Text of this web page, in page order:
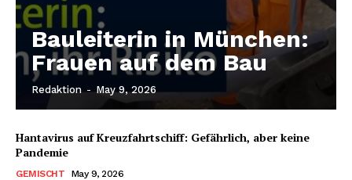
Bauleiterin in München:
Frauen auf dem Bau
Redaktion - May 9, 2026
Hantavirus auf Kreuzfahrtschiff: Gefährlich, aber keine
Pandemie
GEMISCHT May 9, 2026